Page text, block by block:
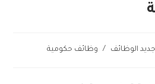
جديد الوظائف / وظائف حكومية